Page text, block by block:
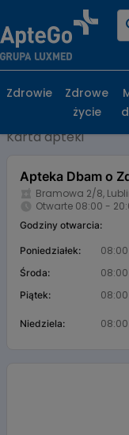
Strona główna
Apteka Dbam o
Karta apteki
Apteka Dbam o
Bramowa 2/8,
Otwarte 08:00 -
Godziny otwarcia:
Poniedziałek:
Środa:
Piątek:
Niedziela:
Zdrowie
Zdrowe
życie